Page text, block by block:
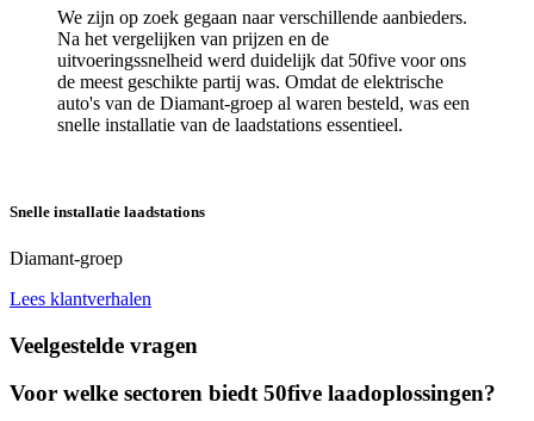
We zijn op zoek gegaan naar verschillende aanbieders.
Na het vergelijken van prijzen en de
uitvoeringssnelheid werd duidelijk dat 50five voor ons
de meest geschikte partij was. Omdat de elektrische
auto's van de Diamant-groep al waren besteld, was een
snelle installatie van de laadstations essentieel.
Snelle installatie laadstations
Diamant-groep
Lees klantverhalen
Veelgestelde vragen
Voor welke sectoren biedt 50five laadoplossingen?